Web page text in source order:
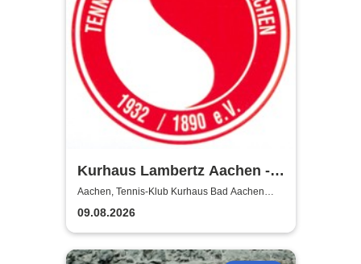
Kurhaus Lambertz Aachen -
1. Bundesliga Tennis Herren
Aachen, Tennis-Klub Kurhaus Bad Aachen
1890/1932 e. V.
09.08.2026